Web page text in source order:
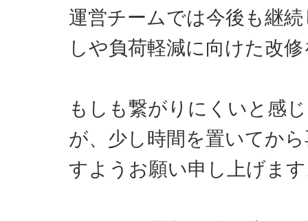
運営チームでは今後も継
しや負荷軽減に向けた改
もしも繋がりにくいと感
が、少し時間を置いてか
すようお願い申し上げま